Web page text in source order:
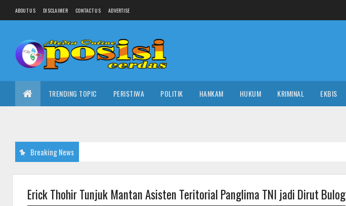
ABOUT US DISCLAIMER CONTACT US ADVERTISE
TRENDING TOPIC PERISTIWA POLITIK HANKAM HUKUM KRIMINAL EKBIS
Breaking News
Erick Thohir Tunjuk Mantan Asisten Teritorial Panglima TNI jadi Dirut Bulog